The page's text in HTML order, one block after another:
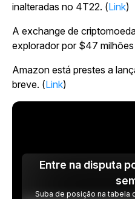
inalteradas no 4T22. (Link)
A exchange de
explorador por $47
Amazon está prestes a
breve. (Link)
Entre na disputa
Suba de posição na tabela